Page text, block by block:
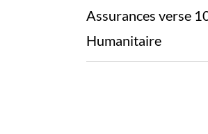
Assurances verse
Humanitaire